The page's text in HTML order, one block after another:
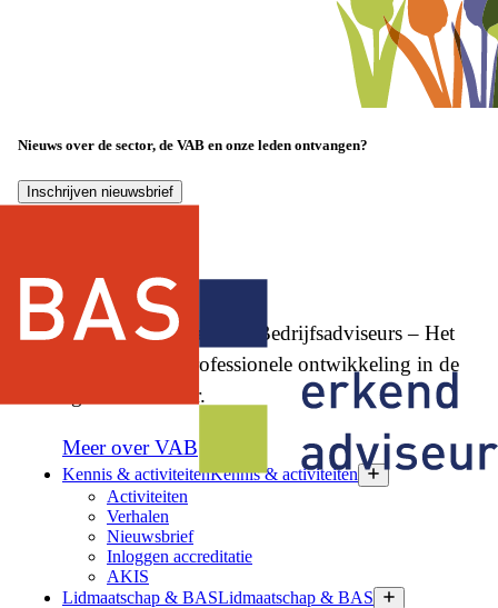
Nieuws over de sector, de VAB en onze leden ontvangen?
Inschrijven nieuwsbrief
Vereniging Agrarische Bedrijfsadviseurs – Het
netwerk voor professionele ontwikkeling in de
agrarische sector.
Meer over VAB
Kennis & activiteitenKennis & activiteiten
Activiteiten
Verhalen
Nieuwsbrief
Inloggen accreditatie
AKIS
Lidmaatschap & BASLidmaatschap & BAS